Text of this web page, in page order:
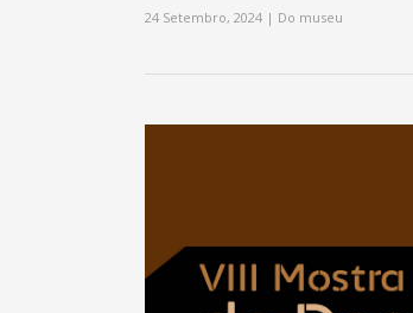
24 Setembro, 2024 | Do museu